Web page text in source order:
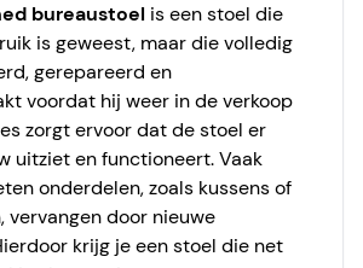
bureaustoel is een stoel die
is geweest, maar die volledig
gerepareerd en
voordat hij weer in de verkoop
zorgt ervoor dat de stoel er
uitziet en functioneert. Vaak
onderdelen, zoals kussens of
vervangen door nieuwe
krijg je een stoel die net